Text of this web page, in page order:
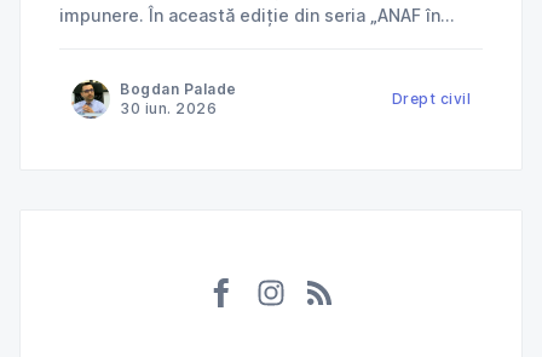
impunere. În această ediție din seria „ANAF în
încerca să taxeze în România venituri deja
impozitate în Norvegia și ce
Bogdan Palade
30 iun. 2026
Drept civil